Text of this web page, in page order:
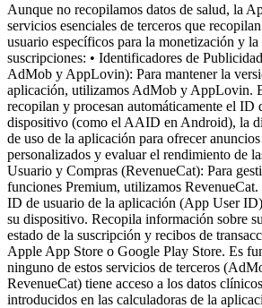
Aunque no recopilamos datos de salud, la
servicios esenciales de terceros que
usuario específicos para la monetización y la
suscripciones: • Identificadores de
AdMob y AppLovin): Para mantener la
aplicación, utilizamos AdMob y AppLovin.
recopilan y procesan automáticamente el ID
dispositivo (como el AAID en Android), la
de uso de la aplicación para ofrecer
personalizados y evaluar el rendimiento de
Usuario y Compras (RevenueCat): Para
funciones Premium, utilizamos RevenueCat.
ID de usuario de la aplicación (App User
su dispositivo. Recopila información sobre
estado de la suscripción y recibos de
Apple App Store o Google Play Store. Es
ninguno de estos servicios de terceros
RevenueCat) tiene acceso a los datos
introducidos en las calculadoras de la